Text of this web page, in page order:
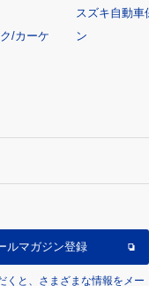
/カーケ
スズキ自動車
ン
ルマガジン登録
くと、さまざまな情報をメー